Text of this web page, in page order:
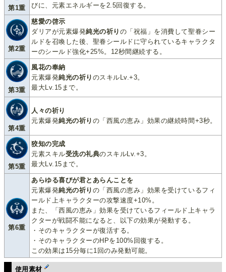
第1重
びに、元素エネルギーを2.5回復する。
第2重
慈愛の啓示
ダリアが元素爆発純光の祈り の「祝福」を消費して聖眷シー
ルドを召喚した後、聖眷シールドに守られているキャラクタ
ーのシールド強化+25%。12秒間継続する。
第3重
風花の奉納
元素爆発純光の祈り のスキルLv.+3。
最大Lv.15まで。
第4重
人々の祈り
元素爆発純光の祈り の「西風の恵み」効果の継続時間+3秒。
第5重
狡知の完成
元素スキル受洗の礼典のスキルLv.+3。
最大Lv.15まで。
第6重
あらゆる喜びが君とあらんことを
元素爆発純光の祈り の「西風の恵み」効果を受けているフィ
ールド上キャラクターの攻撃速度+10%。
また、「西風の恵み」効果を受けているフィールド上キャラ
クターが戦闘不能になると、以下の効果が発動する。
・そのキャラクターが復活する。
・そのキャラクターのHPを100%回復する。
この効果は15分毎に1回のみ発動可能。
使用素材